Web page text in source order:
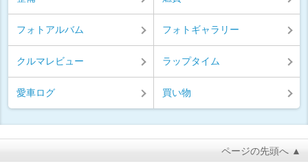
フォトアルバム フォトギャラリー
クルマレビュー ラップタイム
愛車ログ 買い物
ページの先頭へ ▲